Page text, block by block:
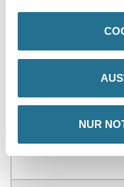
NUR
- Anwendungstyp WAP
- Brandverhalten B1
- Bemessungswert der
- Form- und